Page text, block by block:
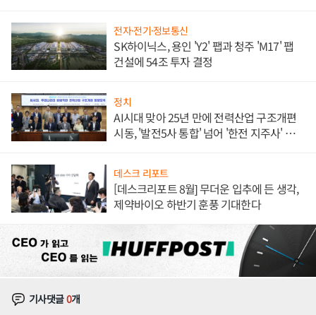
전자·전기·정보통신
SK하이닉스, 용인 'Y2' 팹과 청주 'M17' 팹
건설에 54조 투자 결정
정치
AI시대 맞아 25년 만에 전력산업 구조개편
시동, '발전5사 통합' 넘어 '한전 지주사' 재편
데스크 리포트
[데스크리포트 8월] 무더운 입추에 든 생각,
제약바이오 하반기 훈풍 기대한다
기사댓글0개